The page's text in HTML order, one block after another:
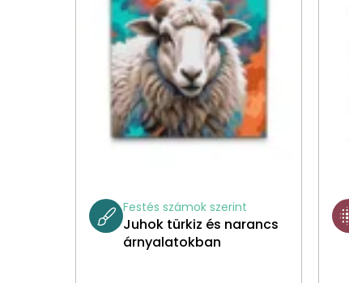
Festés számok szerint
Juhok türkiz és narancs
árnyalatokban